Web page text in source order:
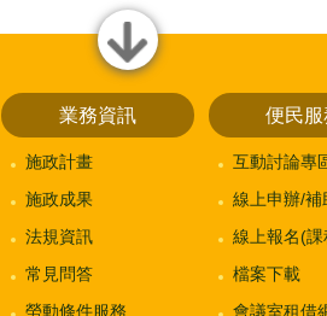
close
業務資訊
施政計畫
施政成果
法規資訊
常見問答
勞動條件服務
便民服
互動討論專
線上申辦/補
線上報名(課
檔案下載
會議室租借